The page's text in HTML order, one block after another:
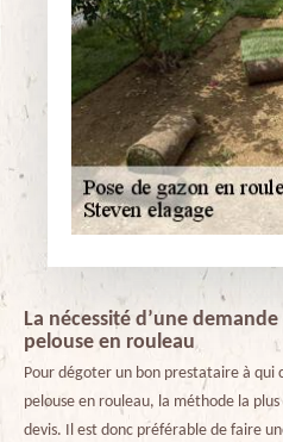
La nécessité d’une
pelouse en rouleau
Pour dégoter un bon prestataire à qui
pelouse en rouleau, la méthode la
devis. Il est donc préférable de faire